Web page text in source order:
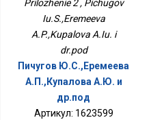
Prilozhenie 2 , Pichugov
Iu.S.,Eremeeva
A.P.,Kupalova A.Iu. i
dr.pod
Пичугов Ю.С.,Еремеева
А.П.,Купалова А.Ю. и
др.под
Артикул: 1623599